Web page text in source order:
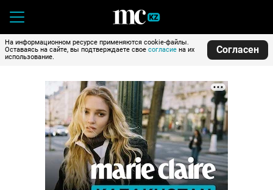
На информационном ресурсе применяются cookie-файлы.
Оставаясь на сайте, вы подтверждаете свое согласие на их
использование.
Согласен